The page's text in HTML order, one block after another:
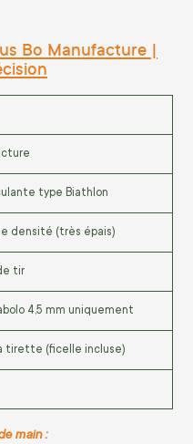
Bo Manufacture |
type Biathlon
densité (très épais)
tir
4,5 mm uniquement
tirette (ficelle incluse)
main :